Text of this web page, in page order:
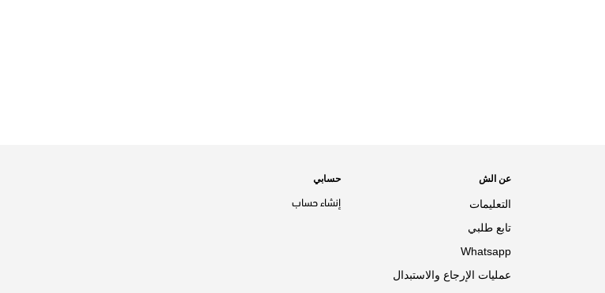
عن الش
التعليمات
تابع طلبي
Whatsapp
عمليات الإرجاع والاستبدال
حسابي
إنشاء حساب